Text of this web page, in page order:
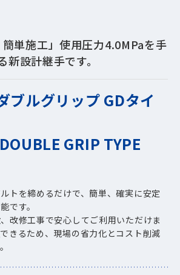
簡単施工」使用圧力4.0MPaを手
設計継手です。
ブルグリップ GDタイ
GRIP TYPE
トを締めるだけで、簡単、確実に安定
です。
改修工事で安心してご利用いただけま
きるため、現場の省力化とコスト削減